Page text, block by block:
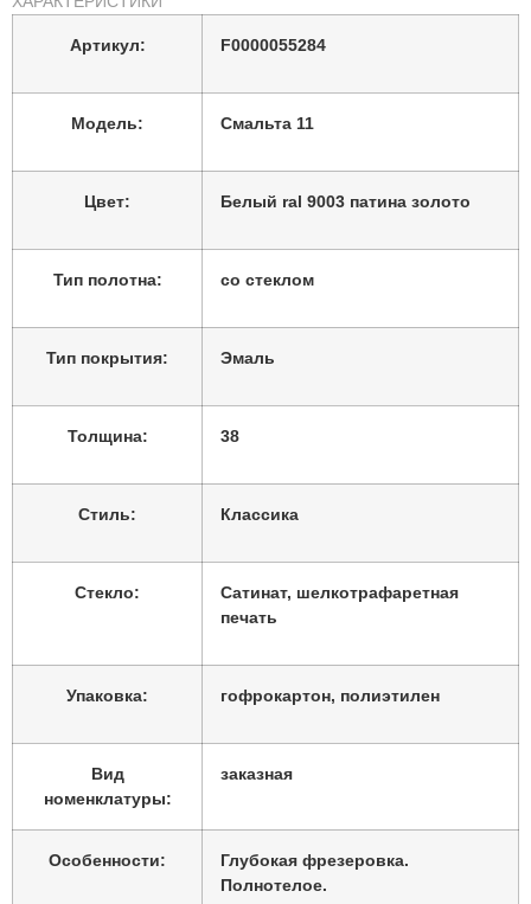
заказная
Глубокая фрезеровка.
Полнотелое.
Артикул: F0000055284
Модель: Смальта 11
Цвет: Белый ral 9003 патина золото
Тип полотна: со стеклом
Тип покрытия: Эмаль
Толщина: 38
Стиль: Классика
Стекло:
Сатинат, шелкотрафаретная
печать
Упаковка: гофрокартон, полиэтилен
Вид
номенклатуры:
заказная
Особенности:
Глубокая фрезеровка.
Полнотелое.